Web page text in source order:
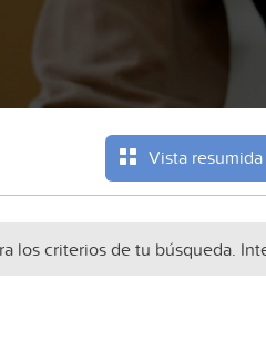
Vista resumida
los criterios de tu búsqueda.